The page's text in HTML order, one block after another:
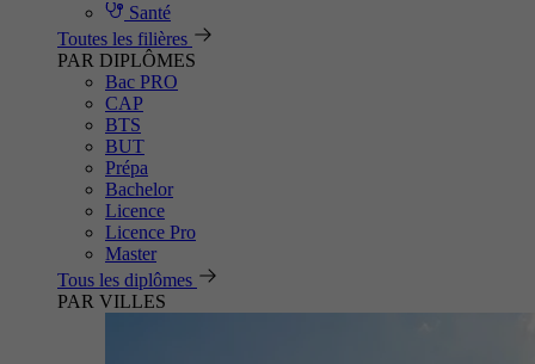
Santé
Toutes les filières
PAR DIPLÔMES
Bac PRO
CAP
BTS
BUT
Prépa
Bachelor
Licence
Licence Pro
Master
Tous les diplômes
PAR VILLES